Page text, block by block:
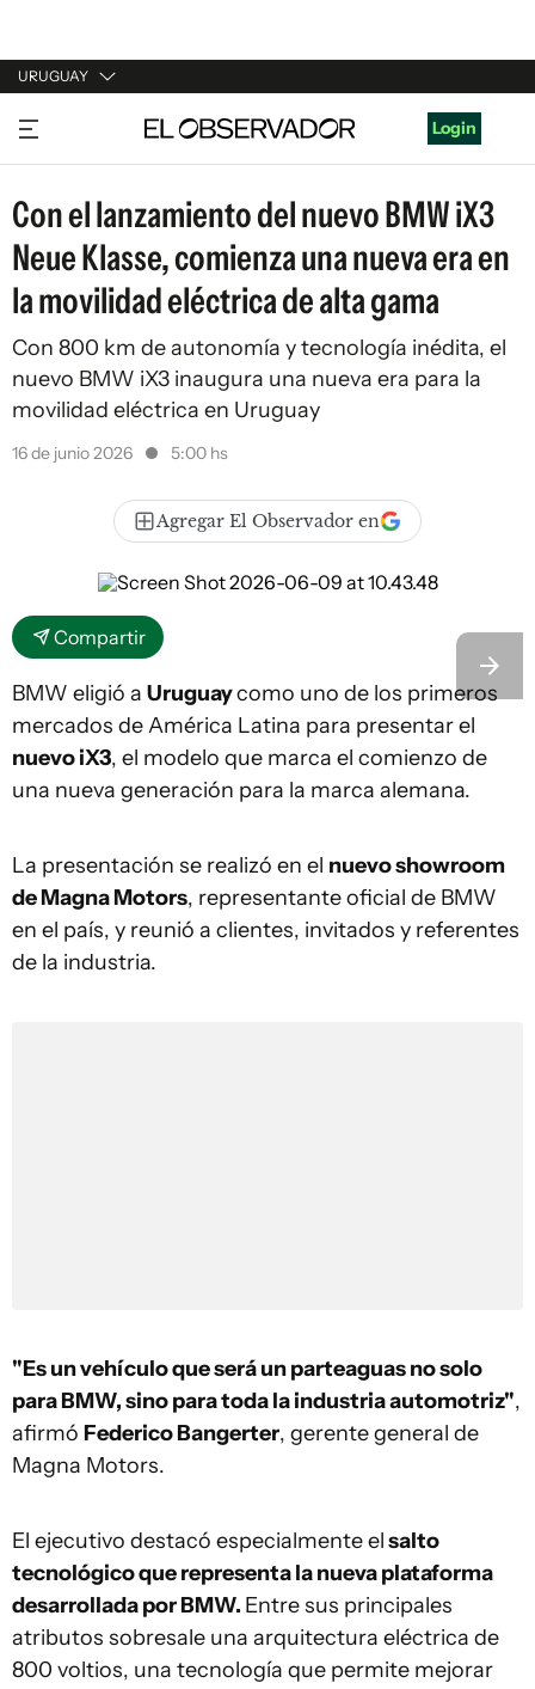
URUGUAY
URUGUAY
ARGENTINA
ESPAÑA
ESTADOS UNIDOS
Login
Con el lanzamiento del nuevo BMW iX3
Neue Klasse, comienza una nueva era en
la movilidad eléctrica de alta gama
Con 800 km de autonomía y tecnología inédita, el
nuevo BMW iX3 inaugura una nueva era para la
movilidad eléctrica en Uruguay
16 de junio 2026 5:00 hs
Agregar El Observador en
Compartir
BMW eligió a Uruguaycomo uno de los primeros
mercados de América Latina para presentar el
nuevo iX3, el modelo que marca el comienzo de
una nueva generación para la marca alemana.
La presentación se realizó en el nuevo showroom
de Magna Motors, representante oficial de BMW
en el país, y reunió a clientes, invitados y referentes
de la industria.
"Es un vehículo que será un parteaguas no solo
para BMW, sino para toda la industria automotriz",
afirmó Federico Bangerter, gerente general de
Magna Motors.
El ejecutivo destacó especialmente elsalto
tecnológico que representa la nueva plataforma
desarrollada por BMW. Entre sus principales
atributos sobresale una arquitectura eléctrica de
800 voltios, una tecnología que permite mejorar